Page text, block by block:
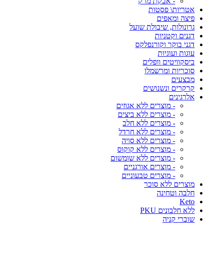
אטריות\ פסטות
פיצה ומאפים
גרונולות, שיבולת שועל
דגנים וקטניות
דגני בוקר וקורנפלקס
עוגות ועוגיות
ביסקוויטים וופלים
סוכריות ומרשמלו
מבצעים
קרקרים ונשנושים
אלרגינים
- מוצרים ללא אגוזים
- מוצרים ללא ביצים
- מוצרים ללא חלב
- מוצרים ללא חרדל
- מוצרים ללא סויה
- מוצרים ללא קוקוס
- מוצרים ללא שומשום
- מוצרים אורגניים
- מוצרים טבעוניים
מוצרים ללא סוכר
חלבה וטחינה
Keto
ללא חלבונים PKU
שוברי קניה